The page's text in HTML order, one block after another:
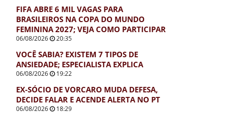
FIFA ABRE 6 MIL VAGAS PARA
BRASILEIROS NA COPA DO MUNDO
FEMININA 2027; VEJA COMO PARTICIPAR
06/08/2026 20:35
VOCÊ SABIA? EXISTEM 7 TIPOS DE
ANSIEDADE; ESPECIALISTA EXPLICA
06/08/2026 19:22
EX-SÓCIO DE VORCARO MUDA DEFESA,
DECIDE FALAR E ACENDE ALERTA NO PT
06/08/2026 18:29